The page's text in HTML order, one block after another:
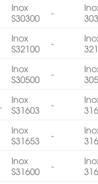
Inox
S30300
-
Inox
S32100
-
Inox
S30500
-
Inox
S31603
-
Inox
S31653
-
Inox
S31600
-